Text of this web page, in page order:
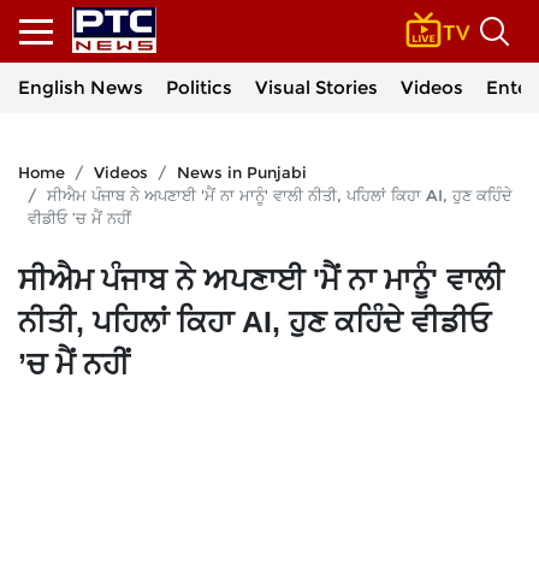
English News Politics Visual Stories Videos
Home Videos
News in Punjabi
ਸੀਐਮ ਪੰਜਾਬ ਨੇ ਅਪਣਾਈ 'ਮੈਂ ਨਾ ਮਾਨੂੰ' ਵਾਲੀ ਨੀਤੀ, ਪਹਿਲਾਂ ਕਿਹਾ AI, ਹੁਣ ਕਹਿੰਦੇ
ਵੀਡੀਓ ’ਚ ਮੈਂ ਨਹੀਂ
ਸੀਐਮ ਪੰਜਾਬ ਨੇ ਅਪਣਾਈ 'ਮੈਂ ਨਾ ਮਾਨੂੰ' ਵਾਲੀ
ਨੀਤੀ, ਪਹਿਲਾਂ ਕਿਹਾ AI, ਹੁਣ ਕਹਿੰਦੇ ਵੀਡੀਓ
’ਚ ਮੈਂ ਨਹੀਂ